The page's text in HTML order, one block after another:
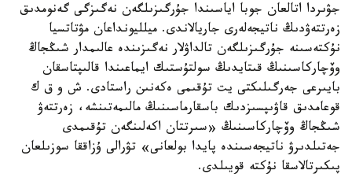
جۋىردا اتالعان جوبا اياسىندا جۇرگىزىلگەن نەگىزگى گەنومدىق
زەرتتەۋدىڭ ناتيجەلەرى جاريالاندى. ميلليونداعان مۋتاتسيا
نۇكتەسىنە جۇرگىزىلگەن تالداۋلار نەگىزىندە عالىمدار شىڭجاڭ
وۆچاركاسىنىڭ قىتايدىڭ سولتۇستىك ايماعىندا قالىپتاسقان
بايىرعى جەرگىلىكتى يت تۇقىمى ەكەنىن راستادى. ش و ق ك
قوعامدىق قاۋىپسىزدىك باسقارماسىنىڭ مالىمەتىنشە، زەرتتەۋ
شىڭجاڭ وۆچاركاسىنىڭ «سىرتتان اكەلىنگەن تۇقىمدى
جەتىلدىرۋ ناتيجەسىندە پايدا بولعانى» تۋرالى ۇزاققا سوزىلعان
پىكىرتالاسقا نۇكتە قويىلدى.